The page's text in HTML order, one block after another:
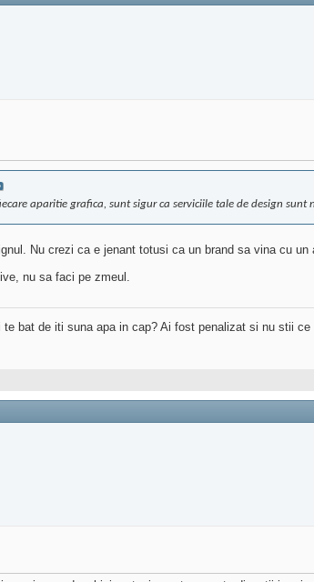
aparitie grafica, sunt sigur ca serviciile tale de design sunt
Nu crezi ca e jenant totusi ca un brand sa vina cu
nu sa faci pe zmeul.
bat de iti suna apa in cap? Ai fost penalizat si nu stii